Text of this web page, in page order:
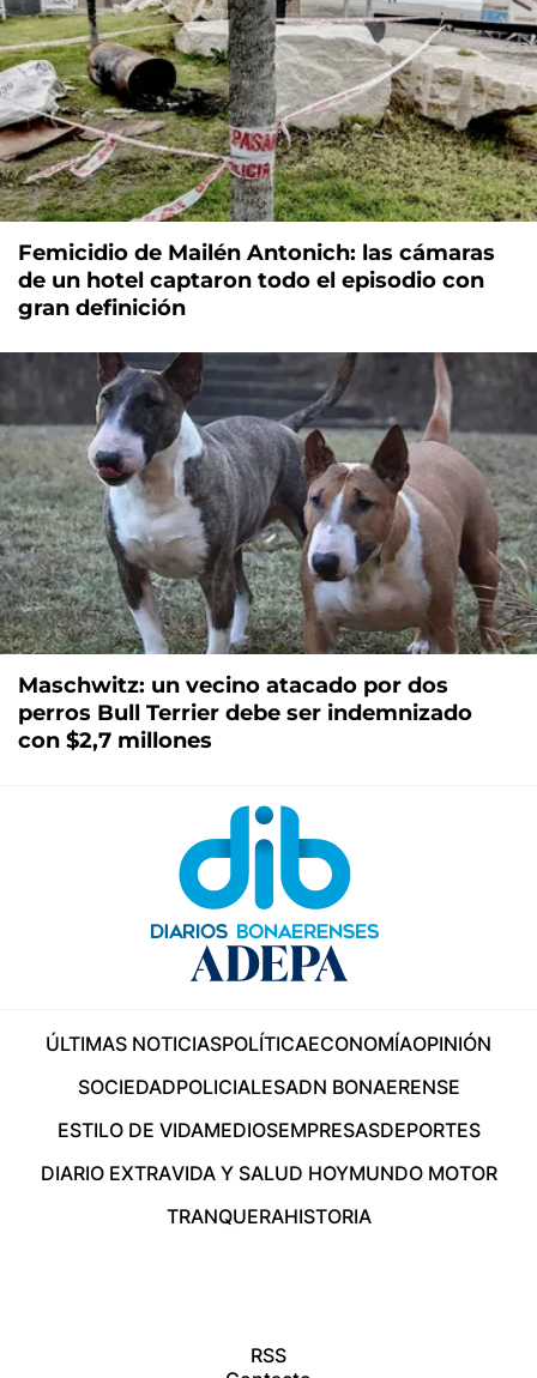
Femicidio de Mailén Antonich: las cámaras
de un hotel captaron todo el episodio con
gran definición
Maschwitz: un vecino atacado por dos
perros Bull Terrier debe ser indemnizado
con $2,7 millones
ÚLTIMAS NOTICIASPOLÍTICAECONOMÍAOPINIÓN
SOCIEDADPOLICIALESADN BONAERENSE
ESTILO DE VIDAMEDIOSEMPRESASDEPORTES
DIARIO EXTRAVIDA Y SALUD HOYMUNDO MOTOR
TRANQUERAHISTORIA
RSS